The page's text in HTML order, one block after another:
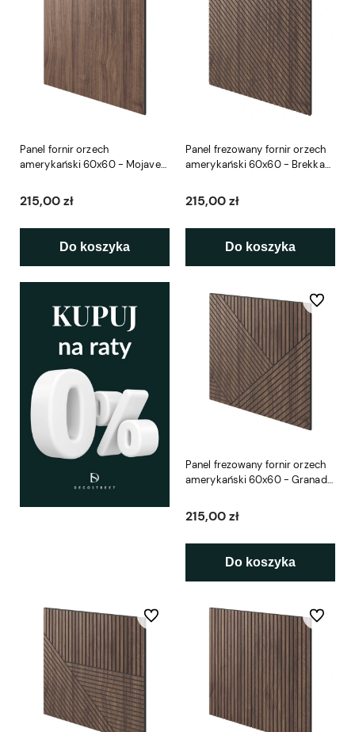
Panel fornir orzech
amerykański 60x60 - Mojave
215,00 zł
Do koszyka
Panel frezowany fornir orzech
amerykański 60x60 - Brekka
215,00 zł
Do koszyka
Panel frezowany fornir orzech
amerykański 60x60 - Granada
215,00 zł
Do koszyka
Do
Do ulubionych Do